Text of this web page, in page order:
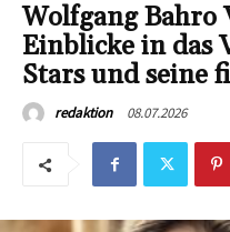
Wolfgang Bahro
Einblicke in das
Stars und seine
redaktion 08.07.2026